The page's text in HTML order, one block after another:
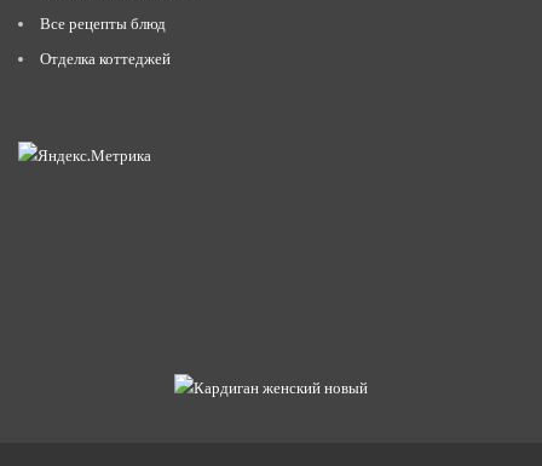
Все рецепты блюд
Отделка коттеджей